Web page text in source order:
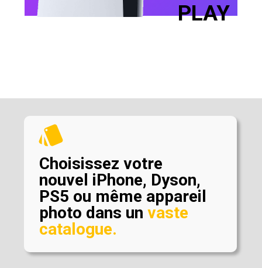
PLAY
style
Choisissez votre
nouvel iPhone, Dyson,
PS5 ou même appareil
photo dans unvaste
catalogue.